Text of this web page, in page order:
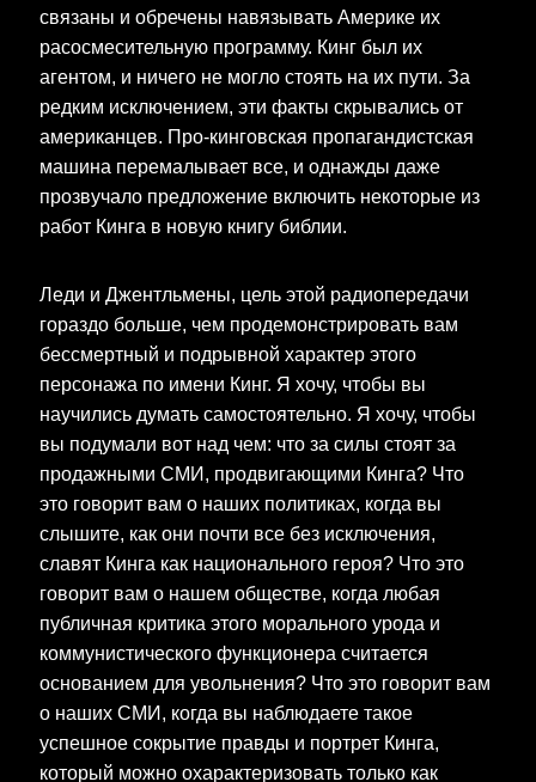
связаны и обречены навязывать Америке их
расосмесительную программу. Кинг был их
агентом, и ничего не могло стоять на их пути. За
редким исключением, эти факты скрывались от
американцев. Про-кинговская пропагандистская
машина перемалывает все, и однажды даже
прозвучало предложение включить некоторые из
работ Кинга в новую книгу библии.
Леди и Джентльмены, цель этой радиопередачи
гораздо больше, чем продемонстрировать вам
бессмертный и подрывной характер этого
персонажа по имени Кинг. Я хочу, чтобы вы
научились думать самостоятельно. Я хочу, чтобы
вы подумали вот над чем: что за силы стоят за
продажными СМИ, продвигающими Кинга? Что
это говорит вам о наших политиках, когда вы
слышите, как они почти все без исключения,
славят Кинга как национального героя? Что это
говорит вам о нашем обществе, когда любая
публичная критика этого морального урода и
коммунистического функционера считается
основанием для увольнения? Что это говорит вам
о наших СМИ, когда вы наблюдаете такое
успешное сокрытие правды и портрет Кинга,
который можно охарактеризовать только как